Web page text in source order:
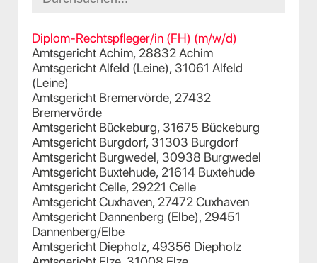
Diplom-Rechtspfleger/in (FH) (m/w/d)
Amtsgericht Achim, 28832 Achim
Amtsgericht Alfeld (Leine), 31061 Alfeld
(Leine)
Amtsgericht Bremervörde, 27432
Bremervörde
Amtsgericht Bückeburg, 31675 Bückeburg
Amtsgericht Burgdorf, 31303 Burgdorf
Amtsgericht Burgwedel, 30938 Burgwedel
Amtsgericht Buxtehude, 21614 Buxtehude
Amtsgericht Celle, 29221 Celle
Amtsgericht Cuxhaven, 27472 Cuxhaven
Amtsgericht Dannenberg (Elbe), 29451
Dannenberg/Elbe
Amtsgericht Diepholz, 49356 Diepholz